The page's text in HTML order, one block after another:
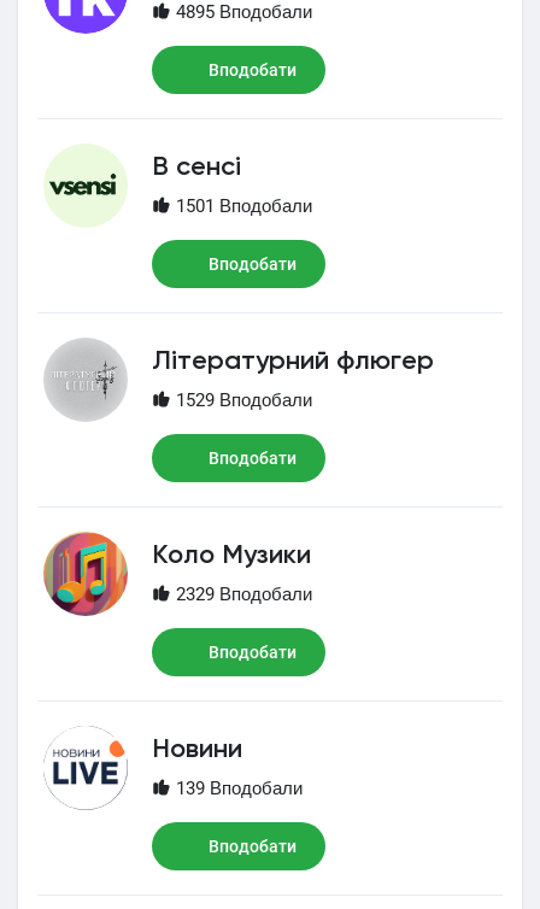
4895 Вподобали
Вподобати
В сенсі
1501 Вподобали
Вподобати
Літературний флюгер
1529 Вподобали
Вподобати
Коло Музики
2329 Вподобали
Вподобати
Новини
139 Вподобали
Вподобати